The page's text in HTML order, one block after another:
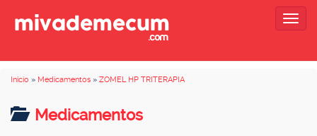
Inicio » Medicamentos » ZOMEL HP TRITERAPIA
Medicamentos